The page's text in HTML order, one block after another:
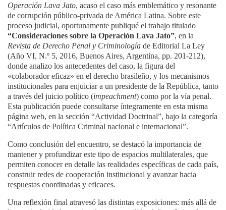
Operación Lava Jato, acaso el caso más emblemático y resonante
de corrupción público-privada de América Latina. Sobre este
proceso judicial, oportunamente publiqué el trabajo titulado
“Consideraciones sobre la Operación Lava Jato”, en la
Revista de Derecho Penal y Criminología de Editorial La Ley
(Año VI, N.º 5, 2016, Buenos Aires, Argentina, pp. 201-212),
donde analizo los antecedentes del caso, la figura del
«colaborador eficaz» en el derecho brasileño, y los mecanismos
institucionales para enjuiciar a un presidente de la República, tanto
a través del juicio político (impeachment) como por la vía penal.
Esta publicación puede consultarse íntegramente en esta misma
página web, en la sección “Actividad Doctrinal”, bajo la categoría
“Artículos de Política Criminal nacional e internacional”.
Como conclusión del encuentro, se destacó la importancia de
mantener y profundizar este tipo de espacios multilaterales, que
permiten conocer en detalle las realidades específicas de cada país,
construir redes de cooperación institucional y avanzar hacia
respuestas coordinadas y eficaces.
Una reflexión final atravesó las distintas exposiciones: más allá de